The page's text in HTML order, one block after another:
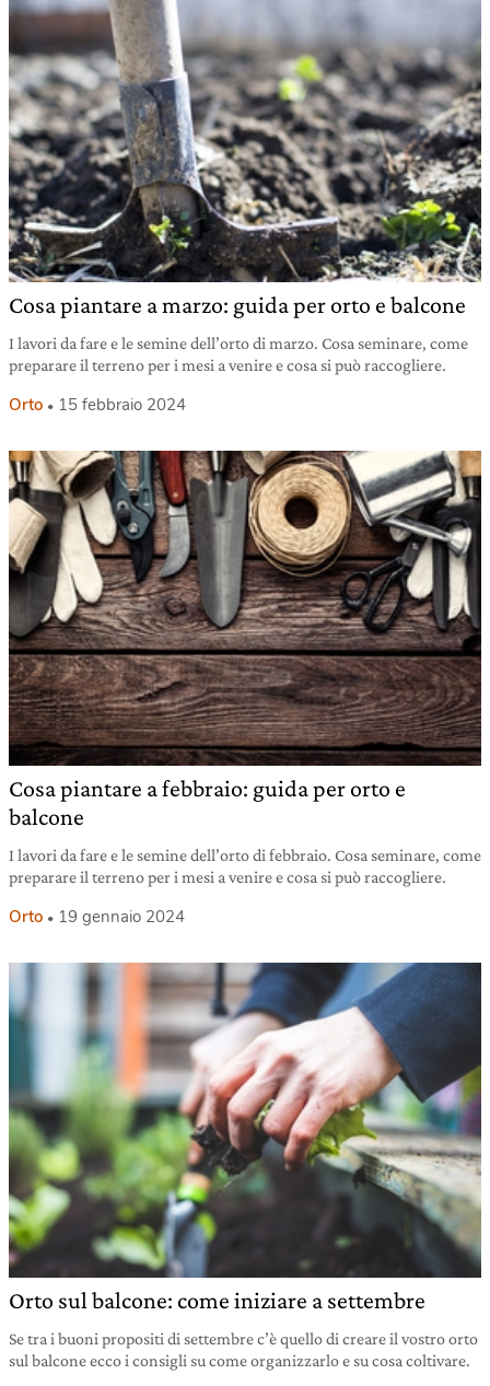
Cosa piantare a marzo: guida per orto e balcone
I lavori da fare e le semine dell’orto di marzo. Cosa seminare, come
preparare il terreno per i mesi a venire e cosa si può raccogliere.
Orto 15 febbraio 2024
Cosa piantare a febbraio: guida per orto e
balcone
I lavori da fare e le semine dell’orto di febbraio. Cosa seminare, come
preparare il terreno per i mesi a venire e cosa si può raccogliere.
Orto 19 gennaio 2024
Orto sul balcone: come iniziare a settembre
Se tra i buoni propositi di settembre c’è quello di creare il vostro orto
sul balcone ecco i consigli su come organizzarlo e su cosa coltivare.